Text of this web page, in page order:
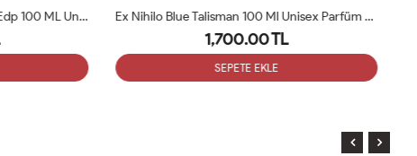
Guerlain Cherry Oud Perfume Edp 100 ML Unisex Parfüm ARC Ex Nihilo Blue Talisman 100 Ml Unisex Parfüm ARC
1,700.00 TL
SEPETE EKLE